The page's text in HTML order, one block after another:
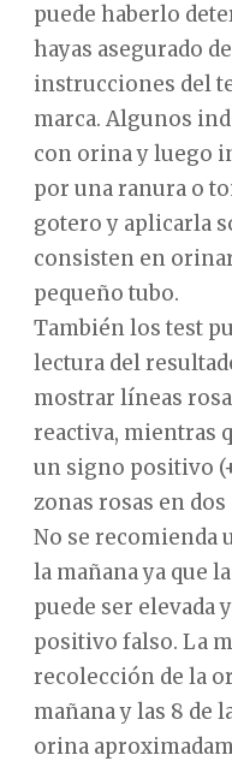
puede haberlo
hayas asegurado
instrucciones del
marca. Algunos
con orina y luego
por una ranura o
gotero y aplicarla
consisten en
pequeño tubo.
También los test
lectura del
mostrar líneas
reactiva, mientras
un signo positivo
zonas rosas en
No se recomienda
la mañana ya que
puede ser elevada
positivo falso. La
recolección de la
mañana y las 8 de
orina